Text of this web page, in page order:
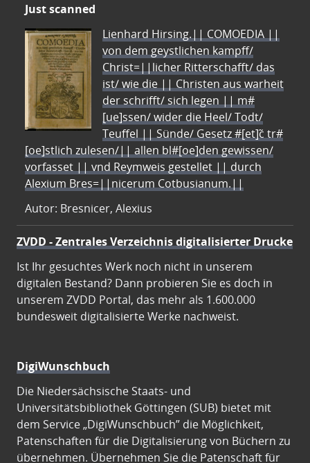
Just scanned
Lienhard Hirsing.|| COMOEDIA ||
von dem geystlichen kampff/
Christ=||licher Ritterschafft/ das
ist/ wie die || Christen aus warheit
der schrifft/ sich legen || m#
[ue]ssen/ wider die Heel/ Todt/
Teuffel || Sünde/ Gesetz #[et]c̃ tr#
[oe]stlich zulesen/|| allen bl#[oe]den gewissen/
vorfasset || vnd Reymweis gestellet || durch
Alexium Bres=||nicerum Cotbusianum.||
Autor: Bresnicer, Alexius
ZVDD - Zentrales Verzeichnis digitalisierter Drucke
Ist Ihr gesuchtes Werk noch nicht in unserem
digitalen Bestand? Dann probieren Sie es doch in
unserem ZVDD Portal, das mehr als 1.600.000
bundesweit digitalisierte Werke nachweist.
DigiWunschbuch
Die Niedersächsische Staats- und
Universitätsbibliothek Göttingen (SUB) bietet mit
dem Service „DigiWunschbuch” die Möglichkeit,
Patenschaften für die Digitalisierung von Büchern zu
übernehmen. Übernehmen Sie die Patenschaft für